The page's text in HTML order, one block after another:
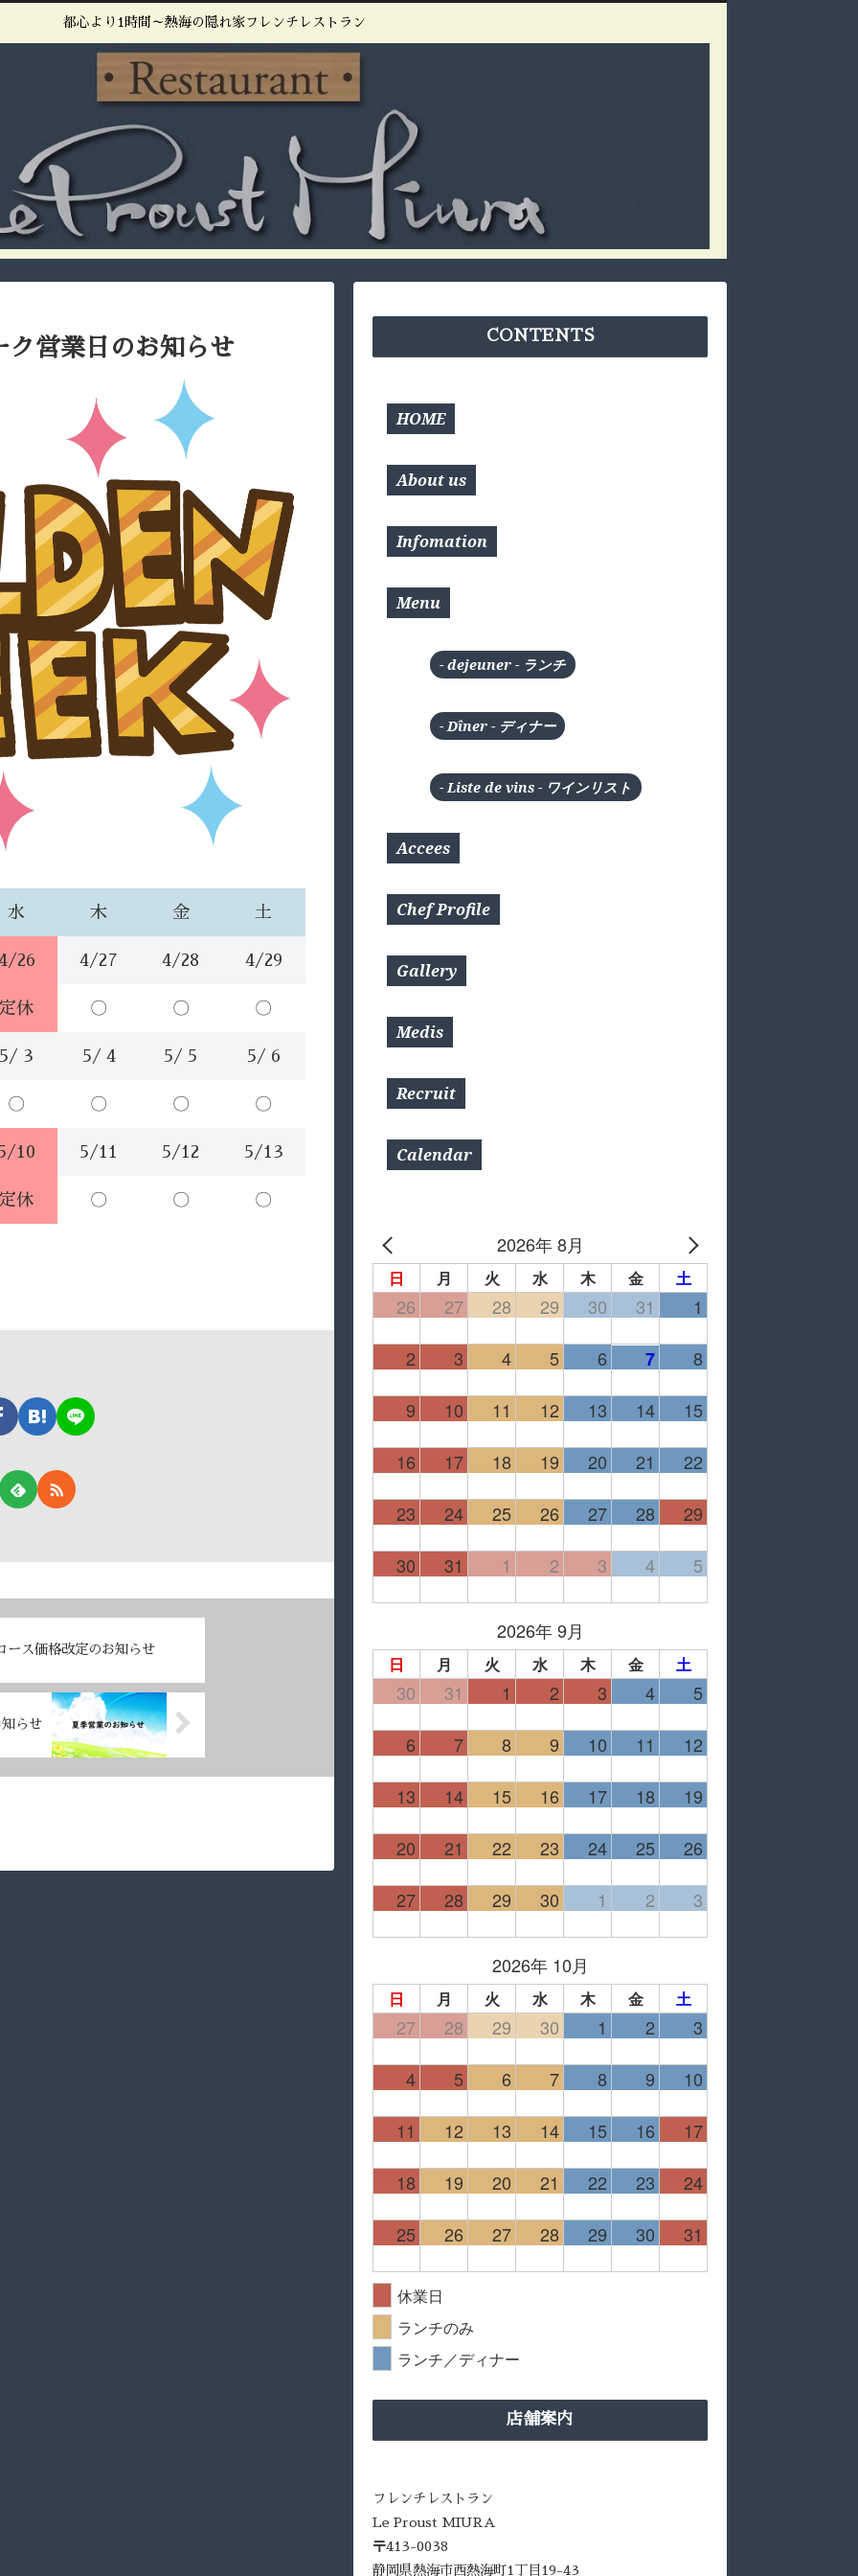
都心より1時間～熱海の隠れ家フレンチレストラン
ク営業日のお知らせ
水 木 金 土
26 4/27 4/28 4/29
定休 〇 〇 〇
5/ 3 5/ 4 5/ 5 5/ 6
〇 〇 〇 〇
10 5/11 5/12 5/13
定休 〇 〇 〇
ース価格改定のお知らせ
らせ
CONTENTS
HOME
About us
Infomation
Menu
- dejeuner - ランチ
- Dîner - ディナー
- Liste de vins - ワインリスト
Accees
Chef Profile
Gallery
Medis
Recruit
Calendar
2026年 8月
日 月 火 水 木 金 土
26 27 28 29 30 31 1
2 3 4 5 6 7 8
9 10 11 12 13 14 15
16 17 18 19 20 21 22
23 24 25 26 27 28 29
30 31 1 2 3 4 5
2026年 9月
日 月 火 水 木 金 土
30 31 1 2 3 4 5
6 7 8 9 10 11 12
13 14 15 16 17 18 19
20 21 22 23 24 25 26
27 28 29 30 1 2 3
2026年 10月
日 月 火 水 木 金 土
27 28 29 30 1 2 3
4 5 6 7 8 9 10
11 12 13 14 15 16 17
18 19 20 21 22 23 24
25 26 27 28 29 30 31
休業日
ランチのみ
ランチ／ディナー
店舗案内
フレンチレストラン
Le Proust MIURA
〒413-0038
静岡県熱海市西熱海町1丁目19-43